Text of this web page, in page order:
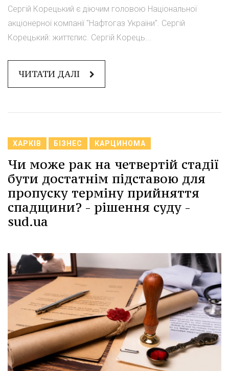
Сергій Корецький є діючим головою Національної
акціонерної компанії "Нафтогаз України". Сергій
Корецький: життєпис. Сергій Корець...
ЧИТАТИ ДАЛІ
ХАРКІВ БІЗНЕС КАРЦИНОМА
Чи може рак на четвертій стадії
бути достатнім підставою для
пропуску терміну прийняття
спадщини? - рішення суду -
sud.ua